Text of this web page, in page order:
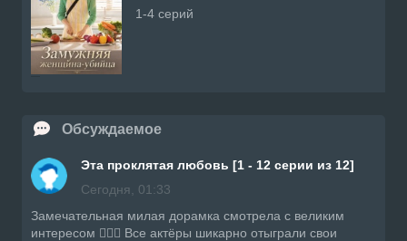
1-4 серий
Обсуждаемое
Эта проклятая любовь [1 - 12 серии из 12]
Сегодня, 01:33
Замечательная милая дорамка смотрела с великим
интересом 👍🏼🔥 Все актёры шикарно отыграли свои